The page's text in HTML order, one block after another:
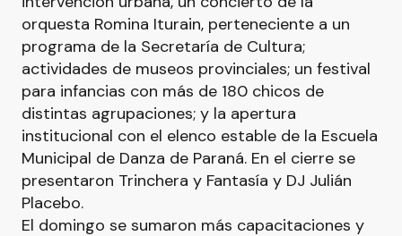
orquesta Romina Iturain, perteneciente a un
programa de la Secretaría de Cultura;
actividades de museos provinciales; un festival
para infancias con más de 180 chicos de
distintas agrupaciones; y la apertura
institucional con el elenco estable de la Escuela
Municipal de Danza de Paraná. En el cierre se
presentaron Trinchera y Fantasía y DJ Julián
Placebo.
El domingo se sumaron más capacitaciones y